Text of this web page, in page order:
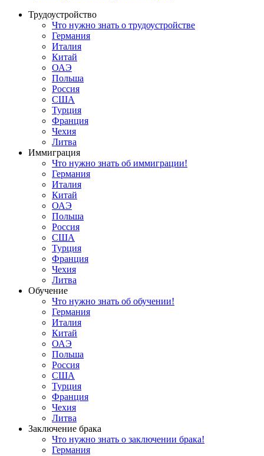
Трудоустройство
Что нужно знать о трудоустройстве
Германия
Италия
Китай
ОАЭ
Польша
Россия
США
Турция
Франция
Чехия
Литва
Иммиграция
Что нужно знать об иммиграции!
Германия
Италия
Китай
ОАЭ
Польша
Россия
США
Турция
Франция
Чехия
Литва
Обучение
Что нужно знать об обучении!
Германия
Италия
Китай
ОАЭ
Польша
Россия
США
Турция
Франция
Чехия
Литва
Заключение брака
Что нужно знать о заключении брака!
Германия